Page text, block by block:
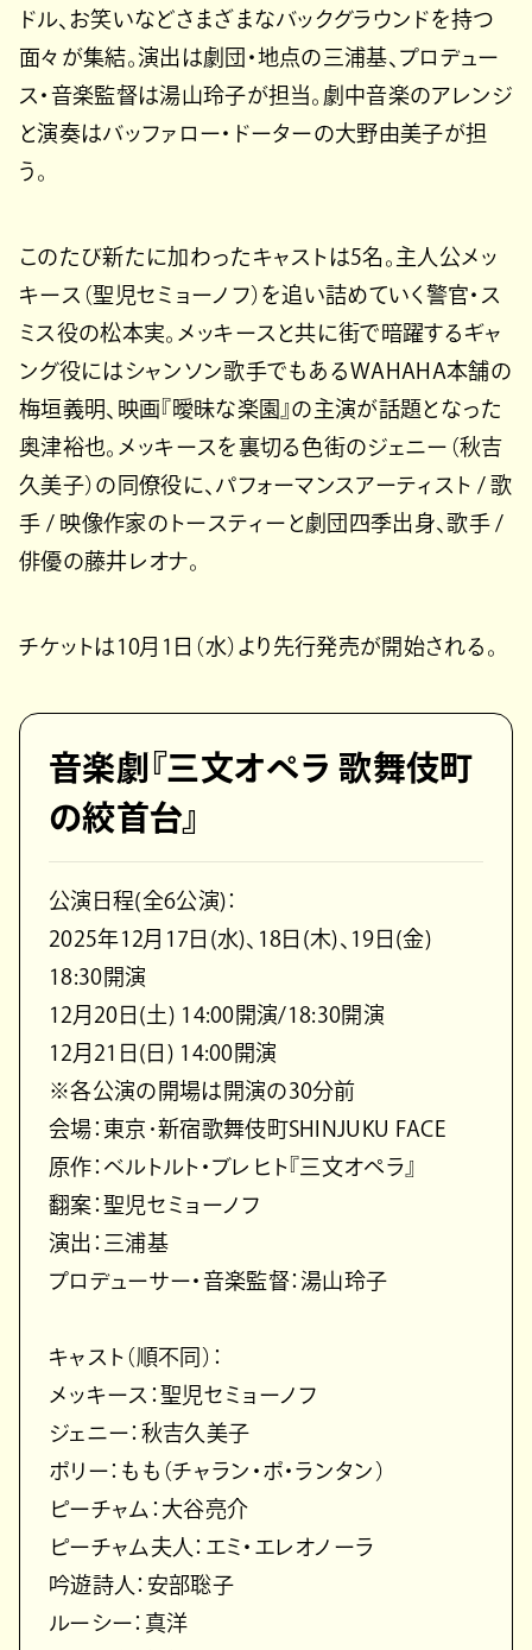
ドル、お笑いなどさまざまなバックグラウンドを持つ
面々が集結。演出は劇団・地点の三浦基、プロデュー
ス・⾳楽監督は湯⼭玲⼦が担当。劇中⾳楽のアレンジ
と演奏はバッファロー・ドーターの⼤野由美⼦が担
う。
このたび新たに加わったキャストは5名。主⼈公メッ
キース（聖児セミョーノフ）を追い詰めていく警官・ス
ミス役の松本実。メッキースと共に街で暗躍するギャ
ング役にはシャンソン歌⼿でもあるWAHAHA本舗の
梅垣義明、映画『曖昧な楽園』の主演が話題となった
奥津裕也。メッキースを裏切る⾊街のジェニー（秋吉
久美⼦）の同僚役に、パフォーマンスアーティスト / 歌
⼿ / 映像作家のトースティーと劇団四季出⾝、歌⼿ /
俳優の藤井レオナ。
チケットは10⽉1⽇（⽔）より先⾏発売が開始される。
⾳楽劇『三⽂オペラ 歌舞伎町
の絞⾸台』
公演⽇程(全6公演)：
2025年12⽉17⽇(⽔)、18⽇(⽊)、19⽇(⾦)
18:30開演
12⽉20⽇(⼟) 14:00開演/18:30開演
12⽉21⽇(⽇) 14:00開演
※各公演の開場は開演の30分前
会場：東京･新宿歌舞伎町SHINJUKU FACE
原作：ベルトルト・ブレヒト『三⽂オペラ』
翻案：聖児セミョーノフ
演出：三浦基
プロデューサー・⾳楽監督：湯⼭玲⼦
キャスト（順不同）：
メッキース：聖児セミョーノフ
ジェニー：秋吉久美⼦
ポリー：もも（チャラン・ポ・ランタン）
ピーチャム：⼤⾕亮介
ピーチャム夫⼈：エミ・エレオノーラ
吟遊詩⼈：安部聡⼦
ルーシー：真洋